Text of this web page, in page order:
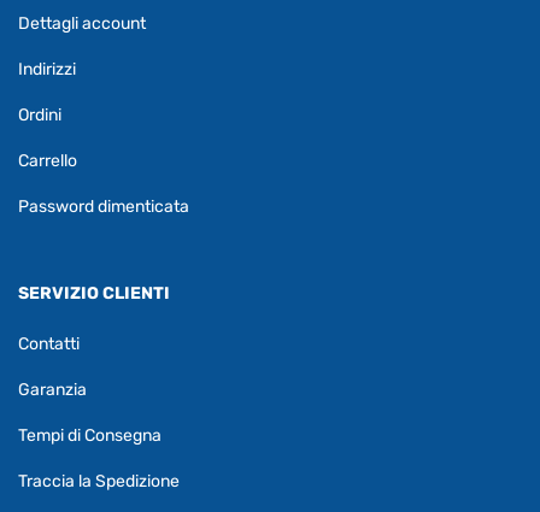
Dettagli account
Indirizzi
Ordini
Carrello
Password dimenticata
SERVIZIO CLIENTI
Contatti
Garanzia
Tempi di Consegna
Traccia la Spedizione